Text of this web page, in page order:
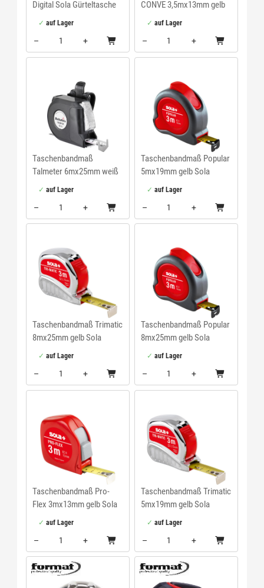
Digital Sola Gürteltasche
auf Lager
–
+
Menge: 1
CONVE 3,5mx13mm gelb
Tajimaauf Lager
–
+
Menge: 1
Taschenbandmaß
Talmeter 6mx25mm weiß
Hultafors
auf Lager
–
+
Menge: 1
Taschenbandmaß Popular
5mx19mm gelb Sola
auf Lager
–
+
Menge: 1
Taschenbandmaß Trimatic
8mx25mm gelb Sola
auf Lager
–
+
Menge: 1
Taschenbandmaß Popular
8mx25mm gelb Sola
auf Lager
–
+
Menge: 1
Taschenbandmaß Pro-
Flex 3mx13mm gelb Sola
auf Lager
–
+
Menge: 1
Taschenbandmaß Trimatic
5mx19mm gelb Sola
auf Lager
–
+
Menge: 1